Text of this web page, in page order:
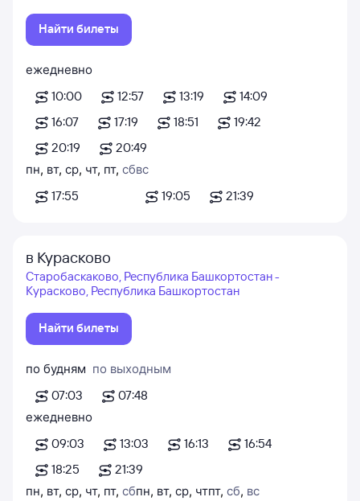
Найти билеты
ежедневно
10:00
12:57 13:19
14:09
16:07
17:19 18:51
19:42
20:19
20:49
пн, вт, ср, чт, пт, сб
17:55
вс
19:05
21:39
в Курасково
Старобаскаково, Республика Башкортостан -
Курасково, Республика Башкортостан
Найти билеты
по будням
07:03
по выходным
07:48
ежедневно
09:03
13:03 16:13
16:54
18:25
21:39
пн, вт, ср, чт, пт, сбпн, вт, ср, чтпт, сб, вс